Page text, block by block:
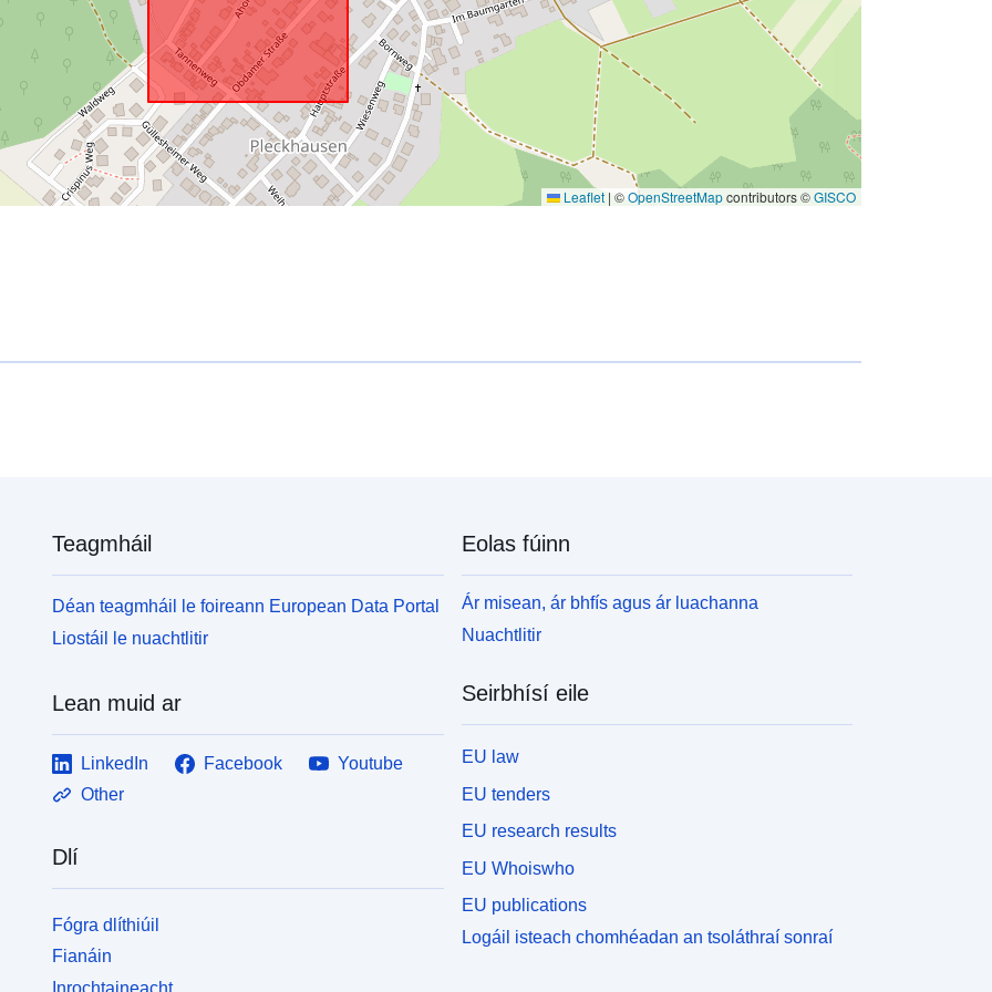
Leaflet | ©OpenStreetMapcontributors ©GISCO
Teagmháil
Déan teagmháil le foireann European Data Portal
Liostáil le nuachtlitir
Lean muid ar
LinkedIn Facebook
Youtube
Other
Dlí
Fógra dlíthiúil
Fianáin
Inrochtaineacht
Eolas fúinn
Ár misean, ár bhfís agus ár luachanna
Nuachtlitir
Seirbhísí eile
EU law
EU tenders
EU research results
EU Whoiswho
EU publications
Logáil isteach chomhéadan an tsoláthraí sonraí